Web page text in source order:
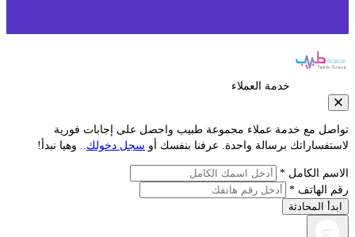
خدمة العملاء
مع خدمة عملاء مجموعة طبيب واحصل على إجابات فورية
برسالة واحدة. عرفنا بنفسك أوسجل دخولك.. وهيا نبدأ!
الكامل *
الهاتف *
المحادثة